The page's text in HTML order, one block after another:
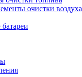
очистки воздуха